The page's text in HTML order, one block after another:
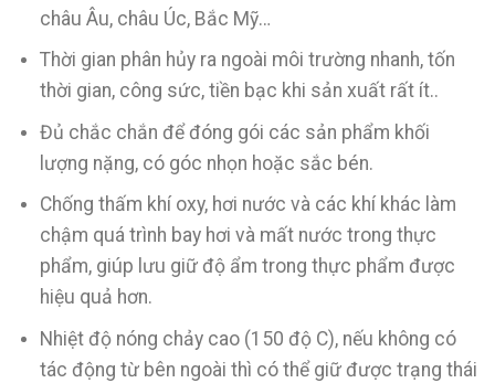
châu Âu, châu Úc, Bắc Mỹ…
Thời gian phân hủy ra ngoài môi trường nhanh, tốn
thời gian, công sức, tiền bạc khi sản xuất rất ít..
Đủ chắc chắn để đóng gói các sản phẩm khối
lượng nặng, có góc nhọn hoặc sắc bén.
Chống thấm khí oxy, hơi nước và các khí khác làm
chậm quá trình bay hơi và mất nước trong thực
phẩm, giúp lưu giữ độ ẩm trong thực phẩm được
hiệu quả hơn.
Nhiệt độ nóng chảy cao (150 độ C), nếu không có
tác động từ bên ngoài thì có thể giữ được trạng thái